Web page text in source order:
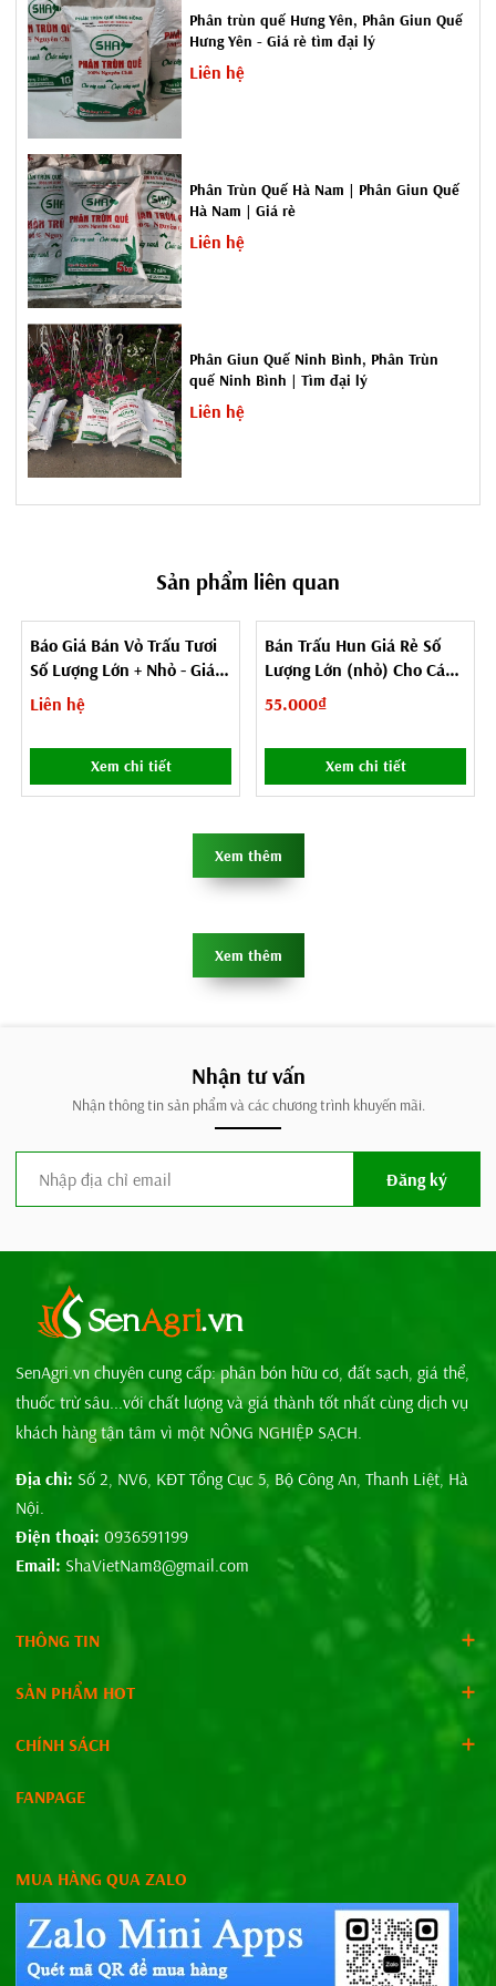
Trang chủ-Bảng Giá-Phân bò -Phân Trùn quế
Gà-Trấu hun-Vỏ Trấu -Mùn Dừa
vàng
-ShaVietNam.vn
hongAgri.com
Phân trùn quế Hưng Yên, Phân Giun Quế
Hưng Yên - Giá rẻ tìm đại lý
Liên hệ
Phân Trùn Quế Hà Nam | Phân Giun Quế
Hà Nam | Giá rẻ
Liên hệ
Phân Giun Quế Ninh Bình, Phân Trùn
quế Ninh Bình | Tìm đại lý
Liên hệ
Sản phẩm liên quan
Báo Giá Bán Vỏ Trấu Tươi
Số Lượng Lớn + Nhỏ - Giá
rẻ
Liên hệ
Xem chi tiết
Bán Trấu Hun Giá Rẻ Số
Lượng Lớn (nhỏ) Cho Các
Trang Trại, Nhà Vườn, Đại
55.000₫
Xem chi tiết
Xem thêm
Xem thêm
Nhận tư vấn
Nhận thông tin sản phẩm và các chương trình khuyến mãi.
Đăng ký
SenAgri.vn chuyên cung cấp: phân bón hữu cơ, đất sạch, giá thể,
thuốc trừ sâu...với chất lượng và giá thành tốt nhất cùng dịch vụ
khách hàng tận tâm vì một NÔNG NGHIỆP SẠCH.
Địa chỉ: Số 2, NV6, KĐT Tổng Cục 5, Bộ Công An, Thanh Liệt, Hà
Nội.
Điện thoại: 0936591199
Email: ShaVietNam8@gmail.com
THÔNG TIN
SẢN PHẨM HOT
CHÍNH SÁCH
FANPAGE
MUA HÀNG QUA ZALO